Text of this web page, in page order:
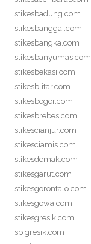
stikesbadung.com
stikesbanggai.com
stikesbangka.com
stikesbanyumas.com
stikesbekasi.com
stikesblitar.com
stikesbogor.com
stikesbrebes.com
stikescianjur.com
stikesciamis.com
stikesdemak.com
stikesgarut.com
stikesgorontalo.com
stikesgowa.com
stikesgresik.com
spigresik.com